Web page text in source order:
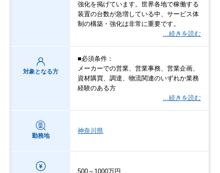
強化を掲げています。世界各地で稼働する
装置の台数が急増している中、サービス体
制の構築・強化は非常に重要です。
…続きを読む
対象となる方
■必須条件：
メーカーでの営業、営業事務、営業企画、
資材購買、調達、物流関連のいずれか業務
経験のある方
…続きを読む
勤務地
神奈川県
500～1000万円